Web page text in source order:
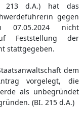
213 d.A.) hat das
gegen
07.05.2024 nicht
Feststellung der
stattgegeben.
dem
vorgelegt, die
als unbegründet
(BI. 215 d.A.)